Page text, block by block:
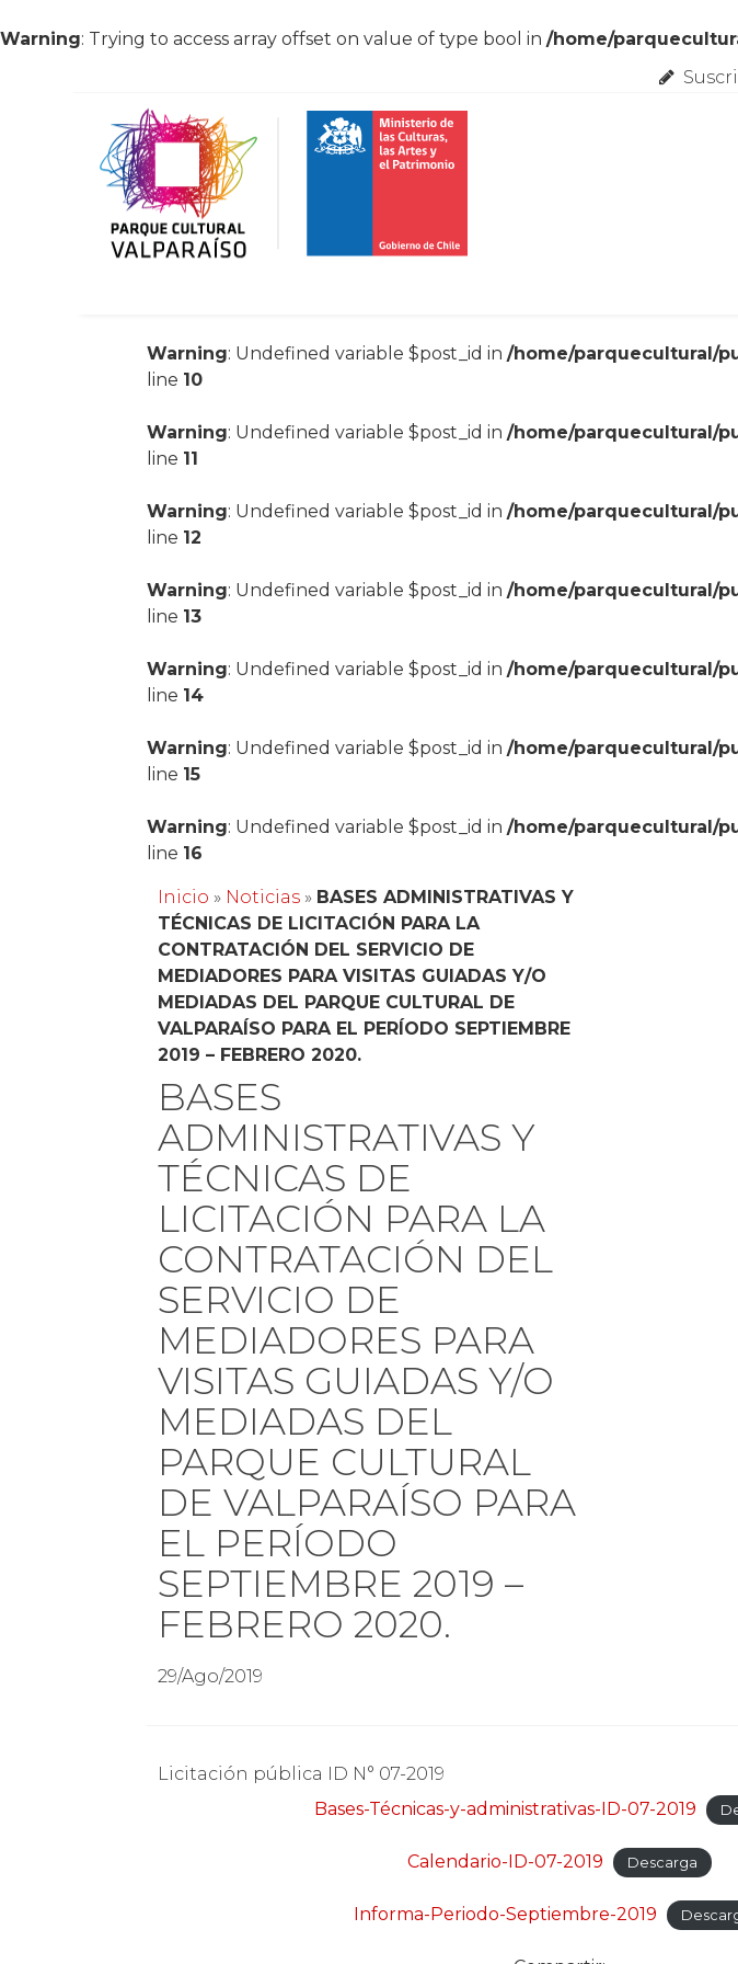
Warning: Trying to access array offset on value of type bool in /home/
Warning: Undefined variable $post_id in/home/parquecultural/
line 10
Warning: Undefined variable $post_id in/home/parquecultural/
line 11
Warning: Undefined variable $post_id in/home/parquecultural/
line 12
Warning: Undefined variable $post_id in/home/parquecultural/
line 13
Warning: Undefined variable $post_id in/home/parquecultural/
line 14
Warning: Undefined variable $post_id in/home/parquecultural/
line 15
Warning: Undefined variable $post_id in/home/parquecultural/
line 16
Inicio » Noticias » BASES ADMINISTRATIVAS Y
TÉCNICAS DE LICITACIÓN PARA LA
CONTRATACIÓN DEL SERVICIO DE
MEDIADORES PARA VISITAS GUIADAS Y/O
MEDIADAS DEL PARQUE CULTURAL DE
VALPARAÍSO PARA EL PERÍODO SEPTIEMBRE
2019 – FEBRERO 2020.
BASES
ADMINISTRATIVAS Y
TÉCNICAS DE
LICITACIÓN PARA LA
CONTRATACIÓN DEL
SERVICIO DE
MEDIADORES PARA
VISITAS GUIADAS Y/O
MEDIADAS DEL
PARQUE CULTURAL
DE VALPARAÍSO PARA
EL PERÍODO
SEPTIEMBRE 2019 –
FEBRERO 2020.
29/Ago/2019
Licitación pública ID N° 07-2019
Bases-Técnicas-y-administrativas-ID-07-2019
Calendario-ID-07-2019 Descarga
Informa-Periodo-Septiembre-2019